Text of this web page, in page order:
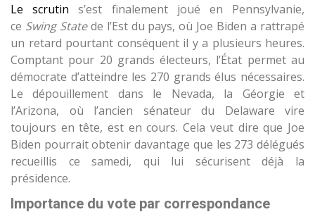
Le scrutin s’est finalement joué en Pennsylvanie,
ce Swing Statede l’Est du pays, où Joe Biden a rattrapé
un retard pourtant conséquent il y a plusieurs heures.
Comptant pour 20 grands électeurs, l’État permet au
démocrate d’atteindre les 270 grands élus nécessaires.
Le dépouillement dans le Nevada, la Géorgie et
l’Arizona, où l’ancien sénateur du Delaware vire
toujours en tête, est en cours. Cela veut dire que Joe
Biden pourrait obtenir davantage que les 273 délégués
recueillis ce samedi, qui lui sécurisent déjà la
présidence.
Importance du vote par correspondance